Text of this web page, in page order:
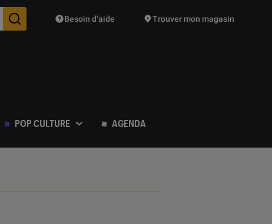
Des suggestions de produits vont vous être proposées
Besoin d’aide Trouver mon magasin
POP CULTURE AGENDA